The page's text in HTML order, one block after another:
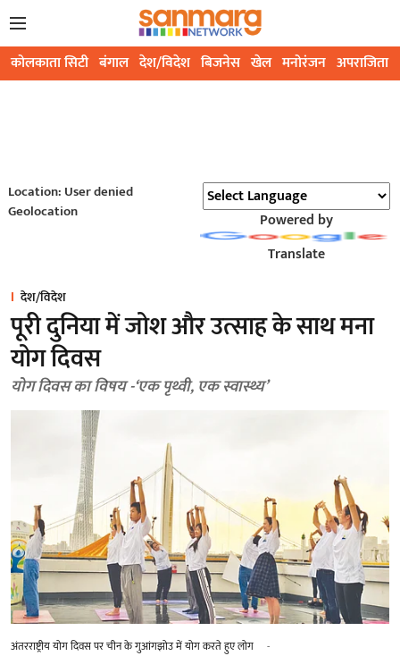
कोलकाता सिटी बंगाल देश/विदेश बिजनेस खेल मनोरंजन अपराजिता
Location: User denied
Geolocation
Powered by
Translate
देश/विदेश
पूरी दुनिया में जोश और उत्साह के साथ मना
योग दिवस
योग दिवस का विषय -‘एक पृथ्वी, एक स्वास्थ्य’
अंतरराष्ट्रीय योग दिवस पर चीन के गुआंगझोउ में योग करते हुए लोग -